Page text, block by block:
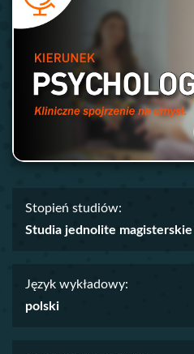
Stopień studiów:
Studia jednolite magisterskie
Język wykładowy:
polski